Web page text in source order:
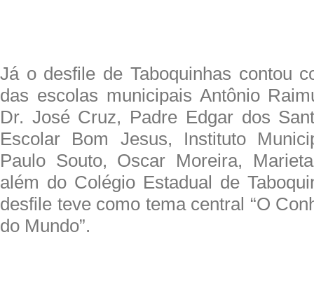
Já o desfile de Taboquinhas contou
das escolas municipais Antônio
Dr. José Cruz, Padre Edgar dos
Escolar Bom Jesus, Instituto
Paulo Souto, Oscar Moreira,
além do Colégio Estadual de
desfile teve como tema central “O
do Mundo”.